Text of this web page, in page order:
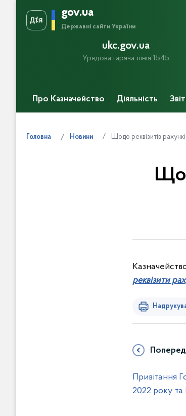
gov.ua
Державні сайти України
ukc.gov.ua
Урядова гаряча лінія 1545
Про Казначейство Діяльність
Головна Новини Щодо реквізитів
реквізити
Привітання
2022 року та